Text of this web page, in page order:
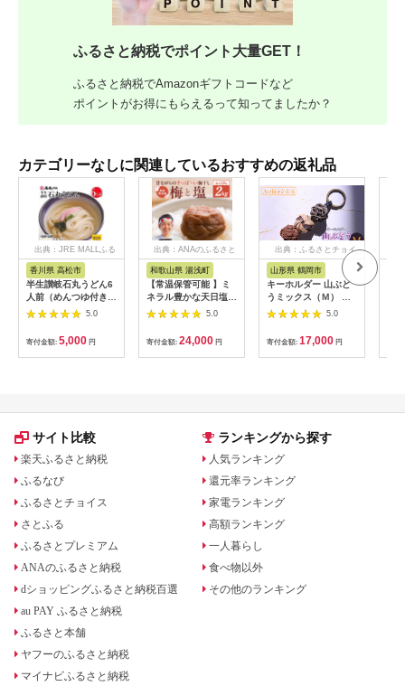
ふるさと納税でポイント大量GET！
ふるさと納税でAmazonギフトコードなど
ポイントがお得にもらえるって知ってましたか？
カテゴリーなしに関連しているおすすめの返礼品
出典：JRE MALLふる
さと納税
香川県 高松市
半生讃岐石丸うどん6
人前（めんつゆ付き）
麺300g×2袋
5.0
寄付金額: 5,000 円
出典：ANAのふるさと
和歌山県 湯浅町
【常温保管可能 】ミ
ネラル豊かな天日塩だ
けで漬けた無添加梅干
し2kg 梅ボーイズ｜
B201_EP6024
5.0
寄付金額: 24,000 円
出典：ふるさとチョイ
山形県 鶴岡市
キーホルダー 山ぶど
うミックス（Ｍ） 山
形県鶴岡市 アトリエ
かおる | 山葡萄 雑貨
キーホルダー ギフト
贈り物 お取り寄せ 返
礼品
5.0
寄付金額: 17,000 円
サイト比較
楽天ふるさと納税
ふるなび
ふるさとチョイス
さとふる
ふるさとプレミアム
ANAのふるさと納税
dショッピングふるさと納税百選
au PAY ふるさと納税
ふるさと本舗
ヤフーのふるさと納税
マイナビふるさと納税
ランキングから探す
人気ランキング
還元率ランキング
家電ランキング
高額ランキング
一人暮らし
食べ物以外
その他のランキング